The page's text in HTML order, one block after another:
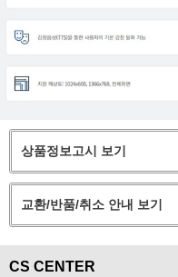
상품정보고시 보기
교환/반품/취소 안내 보기
CS CENTER